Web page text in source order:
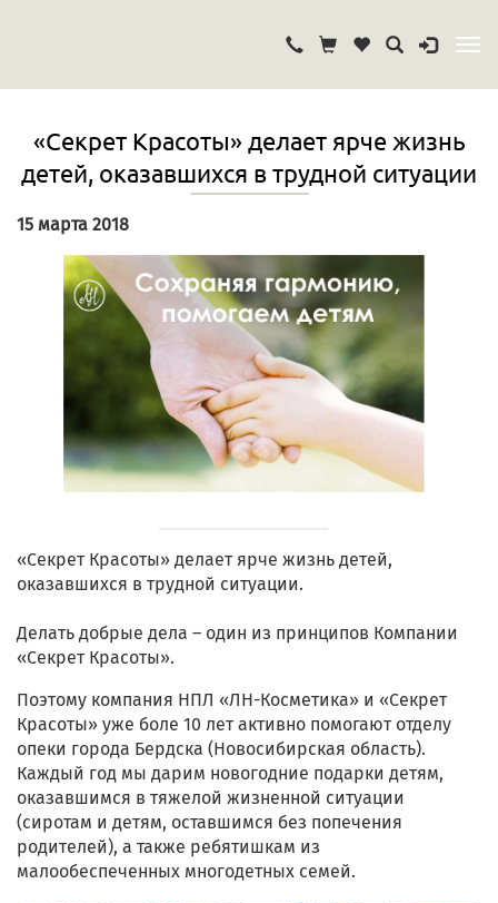
«Секрет Красоты» делает ярче жизнь
детей, оказавшихся в трудной ситуации
15 марта 2018
«Секрет Красоты» делает ярче жизнь детей,
оказавшихся в трудной ситуации.
Делать добрые дела – один из принципов Компании
«Секрет Красоты».
Поэтому компания НПЛ «ЛН-Косметика» и «Секрет
Красоты» уже боле 10 лет активно помогают отделу
опеки города Бердска (Новосибирская область).
Каждый год мы дарим новогодние подарки детям,
оказавшимся в тяжелой жизненной ситуации
(сиротам и детям, оставшимся без попечения
родителей), а также ребятишкам из
малообеспеченных многодетных семей.